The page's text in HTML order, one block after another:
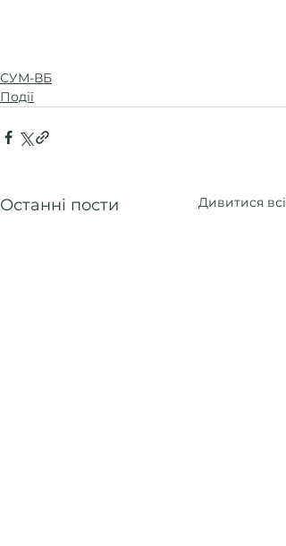
СУМ-ВБ
Події
Останні пости Дивитися всі